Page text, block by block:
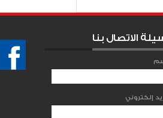
الاتصال بنا